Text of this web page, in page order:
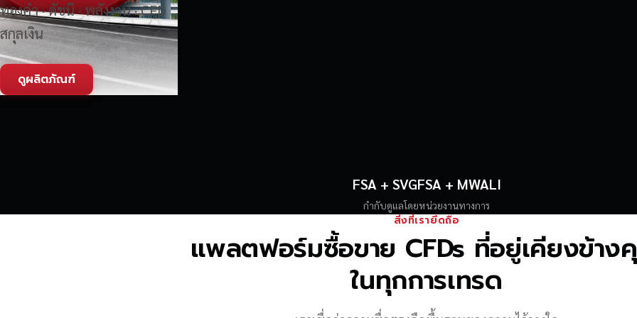
ทองคำ · ดัชนี · พลังงาน · CFD
สกุลเงิน
ดูผลิตภัณฑ์
FSA + SVGFSA + MWALI
กำกับดูแลโดยหน่วยงานทางการ
สิ่งที่เรายึดถือ
แพลตฟอร์มซื้อขาย CFDs ที่อยู่เคียงข้า
ในทุกการเทรด